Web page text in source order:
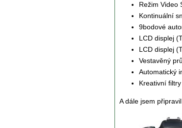
Režim Video
Kontinuální
9bodové
LCD displej
LCD displej
Vestavěný
Automatický
Kreativní filtry
A dále jsem